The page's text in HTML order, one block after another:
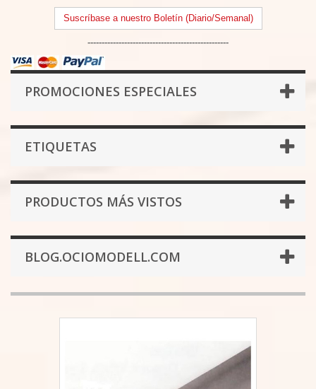
Suscríbase a nuestro Boletín (Diario/Semanal)
--------------------------------------------------
PROMOCIONES ESPECIALES
ETIQUETAS
PRODUCTOS MÁS VISTOS
BLOG.OCIOMODELL.COM